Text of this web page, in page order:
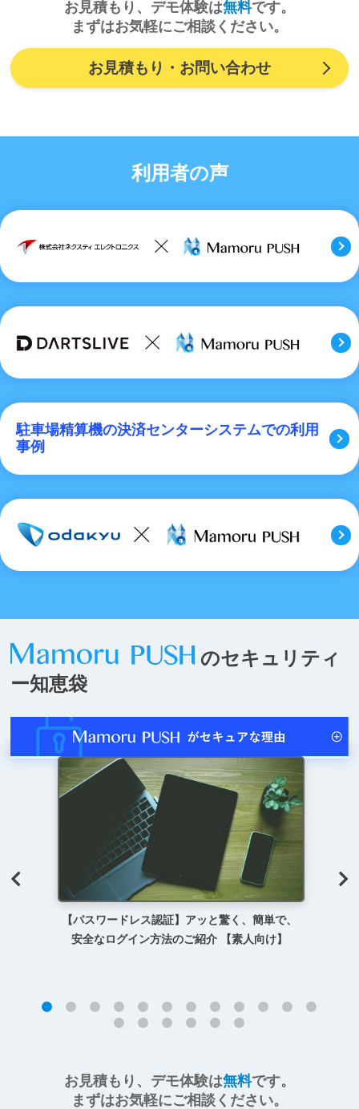
お見積もり、デモ体験は無料です。
まずはお気軽にご相談ください。
お見積もり・お問い合わせ
利用者の声
駐車場精算機の決済センターシステムでの利用
事例
のセキュリティ
ー知恵袋
【パスワードレス認証】アッと驚く、簡単で、
安全なログイン方法のご紹介 【素人向け】
お見積もり、デモ体験は無料です。
まずはお気軽にご相談ください。